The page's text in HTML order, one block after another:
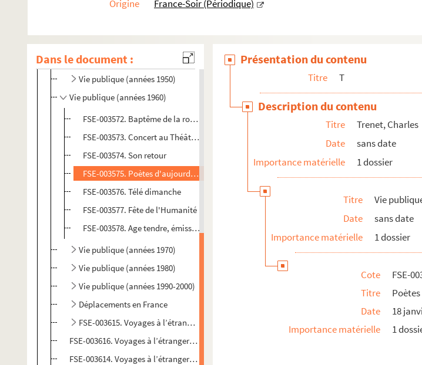
Origine
France-Soir (Périodique)
Dans le document :
Trenet, Charles
Vie personnelle
Vie publique (années 1930-1940)
Vie publique (années 1950)
Vie publique (années 1960)
FSE-003572. Baptême de la rose Charles Trenet
FSE-003573. Concert au Théâtre de l'Etoile
FSE-003574. Son retour
FSE-003575. Poètes d'aujourd'hui, par Michel Perez
FSE-003576. Télé dimanche
FSE-003577. Fête de l'Humanité
FSE-003578. Age tendre, émission télévisée
Vie publique (années 1970)
Vie publique (années 1980)
Vie publique (années 1990-2000)
Déplacements en France
FSE-003615. Voyages à l’étranger : Canada
FSE-003616. Voyages à l’étranger : États-Unis d'Amérique (New York)
FSE-003614. Voyages à l’étranger : Italie (Rome)
Présentation du contenu
Titre T
Description du contenu
Titre
Trenet, Charles
Date
sans date
Importance matérielle
1 dossier
Titre
Vie
Date
sans date
Importance matérielle
1 dossier
Cote
FSE-
Titre
Date
18
Importance matérielle
1